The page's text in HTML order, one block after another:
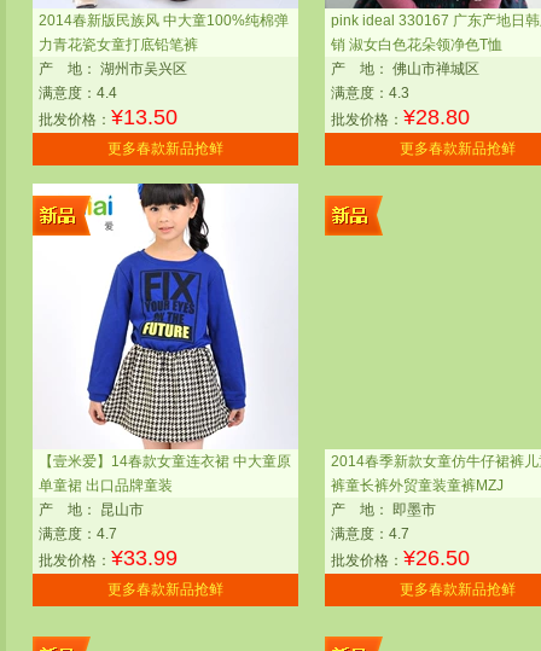
2014春新版民族风 中大童100%纯棉弹
力青花瓷女童打底铅笔裤
产
地： 湖州市吴兴区
满意度：4.4
批发价格： ¥13.50
更多春款新品抢鲜
pink ideal 330167 广东产地日
销 淑女白色花朵领净色T恤
产
地： 佛山市禅城区
满意度：4.3
批发价格： ¥28.80
更多春款新品抢鲜
【壹米爱】14春款女童连衣裙 中大童原
单童裙 出口品牌童装
产
地：
昆山市
满意度：4.7
批发价格： ¥33.99
更多春款新品抢鲜
2014春季新款女童仿牛仔裙裤
裤童长裤外贸童装童裤MZJ
产
地：
即墨市
满意度：4.7
批发价格： ¥26.50
更多春款新品抢鲜